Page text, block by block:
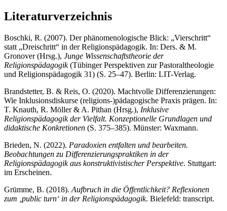
Literaturverzeichnis
Boschki, R. (2007). Der phänomenologische Blick: „Vierschritt“
statt „Dreischritt“ in der Religionspädagogik. In: Ders. & M.
Gronover (Hrsg.), Junge Wissenschaftstheorie der
Religionspädagogik(Tübinger Perspektiven zur Pastoraltheologie
und Religionspädagogik 31) (S. 25–47). Berlin: LIT-Verlag.
Brandstetter, B. & Reis, O. (2020). Machtvolle Differenzierungen:
Wie Inklusionsdiskurse (religions-)pädagogische Praxis prägen. In:
T. Knauth, R. Möller & A. Pithan (Hrsg.), Inklusive
Religionspädagogik der Vielfalt. Konzeptionelle Grundlagen und
didaktische Konkretionen (S. 375–385). Münster: Waxmann.
Brieden, N. (2022). Paradoxien entfalten und bearbeiten.
Beobachtungen zu Differenzierungspraktiken in der
Religionspädagogik aus konstruktivistischer Perspektive. Stuttgart:
im Erscheinen.
Grümme, B. (2018). Aufbruch in die Öffentlichkeit? Reflexionen
zum ‚public turn‘ in der Religionspädagogik. Bielefeld: transcript.